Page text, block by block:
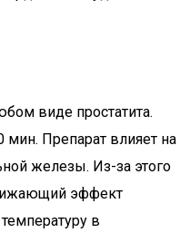
виде простатита.
мин. Препарат влияет на
железы. Из-за этого
эффект
в